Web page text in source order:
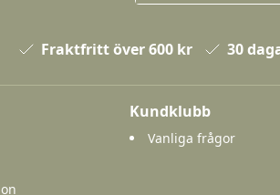
Fraktfritt över 600 kr 30
Kundklubb
Vanliga frågor